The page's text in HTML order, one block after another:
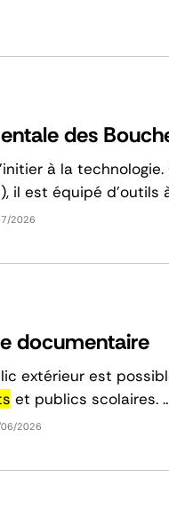
des
à la
il est équipé
2026
documentaire
extérieur est
et publics scolaires.
2026